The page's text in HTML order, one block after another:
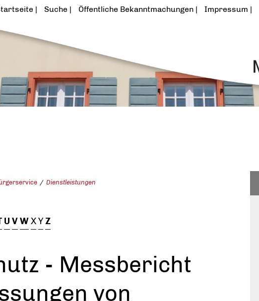
Suche Öffentliche Bekanntmachungen Impressum
Dienstleistungen
U VWXYZ
- Messbericht
von